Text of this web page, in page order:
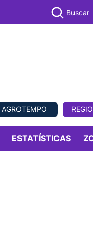
AGROVIAGENS
Buscar
AGROTEMPO
ESTATÍSTICAS